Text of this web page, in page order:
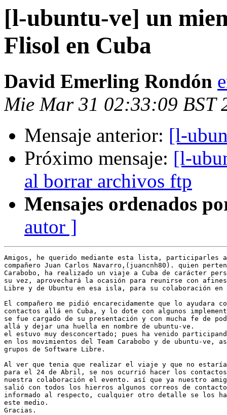
[l-ubuntu-ve] un
Flisol en Cuba
David Emerling Rondón
Mie Mar 31 02:33:09 BST
Mensaje anterior: [l-
Próximo mensaje: [l-
al borrar archivos ftp
Mensajes ordenados
autor ]
Amigos, he querido mediante esta lista, participarles
compañero Juan Carlos Navarro,(juancnh80). quien
Carabobo, ha realizado un viaje a Cuba de carácter
su vez, aprovechará la ocasión para reunirse con
Libre y de Ubuntu en esa isla, para su colaboración
El compañero me pidió encarecidamente que lo ayudara
contactos allá en Cuba, y lo dote con algunos
se fue cargado de su presentación y con mucha fe de
allá y dejar una huella en nombre de ubuntu-ve.
el estuvo muy desconcertado; pues ha venido
en los movimientos del Team Carabobo y de ubuntu-ve,
grupos de Software Libre.
Al ver que tenia que realizar el viaje y que no estaría
para el 24 de Abril, se nos ocurrió hacer los
nuestra colaboración el evento. así que ya nuestro
salió con todos los hierros algunos correos de
informado al respecto, cualquier otro detalle se los
este medio.
Gracias.